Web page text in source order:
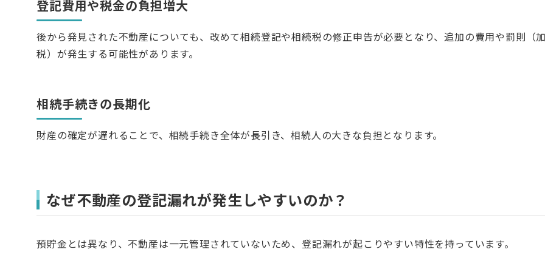
登記費用や税金の負担増大
後から発見された不動産についても、改めて相続登記や相続税の修正申告が必要となり、追加の費用や罰則（
税）が発生する可能性があります。
相続手続きの長期化
財産の確定が遅れることで、相続手続き全体が長引き、相続人の大きな負担となります。
なぜ不動産の登記漏れが発生しやすいのか？
預貯金とは異なり、不動産は一元管理されていないため、登記漏れが起こりやすい特性を持っています。